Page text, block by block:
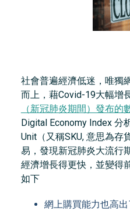
社會普遍經濟低迷，唯獨
而上，藉Covid-19大幅增
（新冠肺炎期間）發布的
Digital Economy Index 分
Unit（又稱SKU, 意思為存
易，發現新冠肺炎大流行
經濟增長得更快，並變得
如下
網上購買能力也高出